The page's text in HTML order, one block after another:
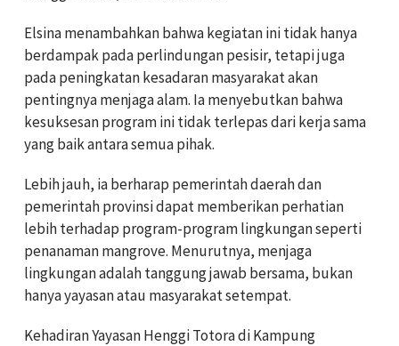
Elsina menambahkan bahwa kegiatan ini tidak hanya
berdampak pada perlindungan pesisir, tetapi juga
pada peningkatan kesadaran masyarakat akan
pentingnya menjaga alam. Ia menyebutkan bahwa
kesuksesan program ini tidak terlepas dari kerja sama
yang baik antara semua pihak.
Lebih jauh, ia berharap pemerintah daerah dan
pemerintah provinsi dapat memberikan perhatian
lebih terhadap program-program lingkungan seperti
penanaman mangrove. Menurutnya, menjaga
lingkungan adalah tanggung jawab bersama, bukan
hanya yayasan atau masyarakat setempat.
Kehadiran Yayasan Henggi Totora di Kampung